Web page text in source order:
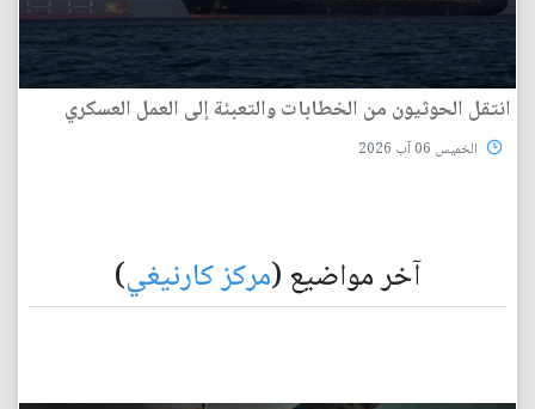
انتقل الحوثيون من الخطابات والتعبئة إلى العمل العسكري
الخميس 06 آب 2026
آخر مواضيع (مركز كارنيغي)